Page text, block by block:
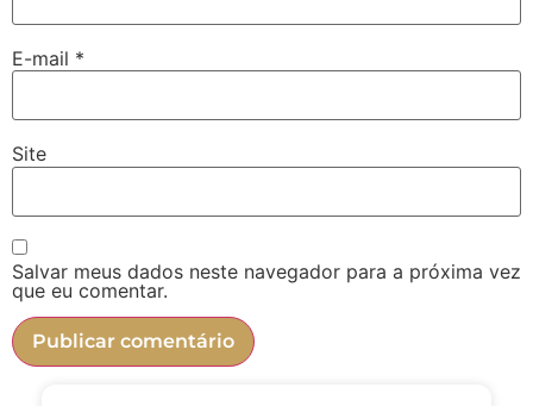
E-mail *
Site
Salvar meus dados neste navegador para a próxima vez
que eu comentar.